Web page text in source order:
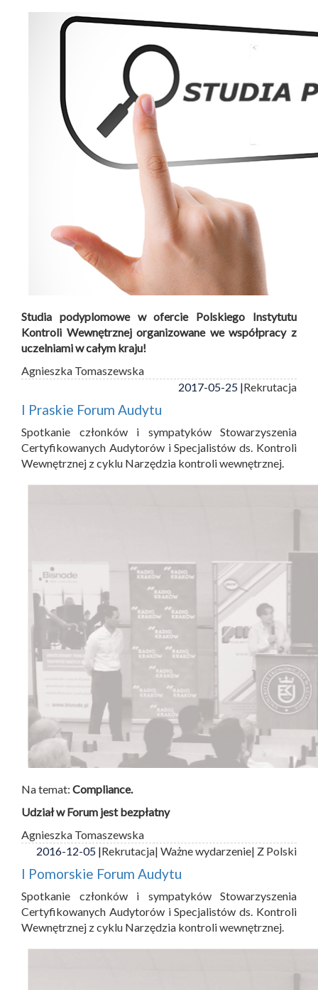
Studia podyplomowe w ofercie Polskiego Instytutu
Kontroli Wewnętrznej organizowane we współpracy z
uczelniami w całym kraju!
Agnieszka Tomaszewska
2017-05-25 |Rekrutacja
I Praskie Forum Audytu
Spotkanie członków i sympatyków Stowarzyszenia
Certyfikowanych Audytorów i Specjalistów ds. Kontroli
Wewnętrznej z cyklu Narzędzia kontroli wewnętrznej.
Na temat: Compliance.
Udział w Forum jest bezpłatny
Agnieszka Tomaszewska
2016-12-05 |Rekrutacja| Ważne wydarzenie| Z Polski
I Pomorskie Forum Audytu
Spotkanie członków i sympatyków Stowarzyszenia
Certyfikowanych Audytorów i Specjalistów ds. Kontroli
Wewnętrznej z cyklu Narzędzia kontroli wewnętrznej.